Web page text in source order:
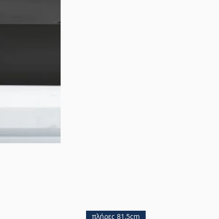
πλήρες 81,5cm